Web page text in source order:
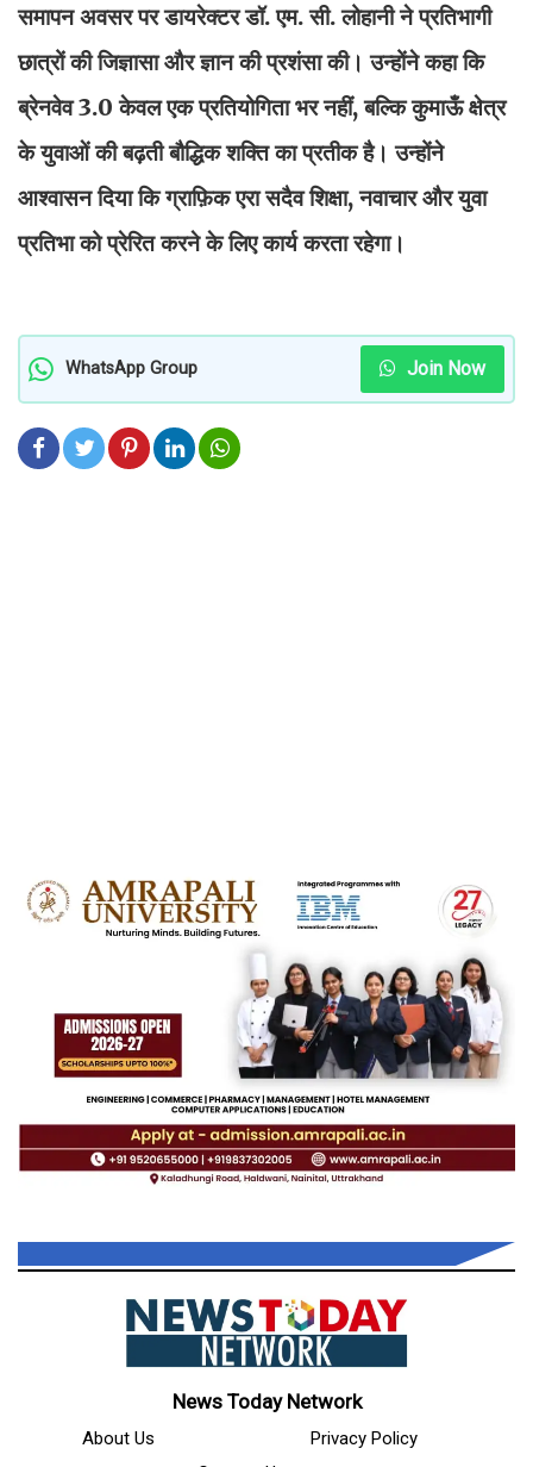
समापन अवसर पर डायरेक्टर डॉ. एम. सी. लोहानी ने प्रतिभागी
छात्रों की जिज्ञासा और ज्ञान की प्रशंसा की। उन्होंने कहा कि
ब्रेनवेव 3.0 केवल एक प्रतियोगिता भर नहीं, बल्कि कुमाऊँ क्षेत्र
के युवाओं की बढ़ती बौद्धिक शक्ति का प्रतीक है। उन्होंने
आश्वासन दिया कि ग्राफ़िक एरा सदैव शिक्षा, नवाचार और युवा
प्रतिभा को प्रेरित करने के लिए कार्य करता रहेगा।
WhatsApp Group Join Now
News Today Network
About Us
Privacy Policy